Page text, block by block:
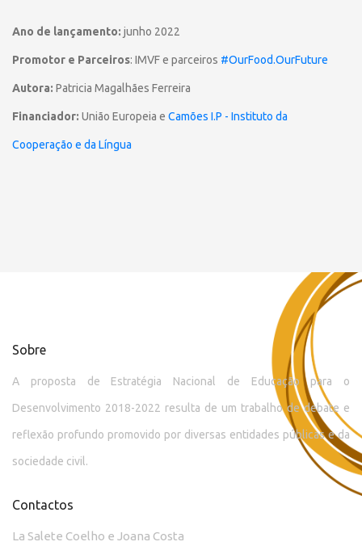
Ano de lançamento: junho 2022
Promotor e Parceiros: IMVF e parceiros #OurFood.OurFuture
Autora: Patricia Magalhães Ferreira
Financiador: União Europeia e Camões I.P - Instituto da
Cooperação e da Língua
Sobre
A proposta de Estratégia Nacional de Educação para o
Desenvolvimento 2018-2022 resulta de um trabalho de debate e
reflexão profundo promovido por diversas entidades públicas e da
sociedade civil.
Contactos
La Salete Coelho e Joana Costa